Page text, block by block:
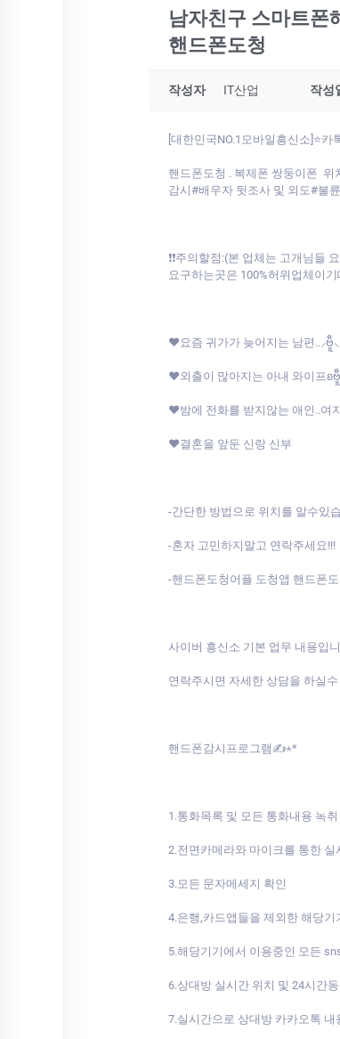
남자친구 스마트폰
핸드폰도청
작성자 IT산업 작성
[대한민국NO.1모바일흥신소]⭐
핸드폰도청 . 복제폰 쌍둥이폰 위
감시#배우자 뒷조사 및 외도#불
❗❗주의할점:(본 업체는 고개님
요구하는곳은 100%허위업체이기
♥요즘 귀가가 늦어지는 남편..⸝ဗီူ⸜
♥외출이 많아지는 아내 와이프ʚ
♥밤에 전화를 받지않는 애인..여
♥결혼을 앞둔 신랑 신부
-간단한 방법으로 위치를 알수있
-혼자 고민하지말고 연락주세요!!!
-핸드폰도청어플 도청앱 핸드폰
사이버 흥신소 기본 업무 내용입
연락주시면 자세한 상담을 하실
핸드폰감시프로그램✍⋆*
1.통화목록 및 모든 통화내용 녹취
2.전면카메라와 마이크를 통한 실
3.모든 문자메세지 확인
4.은행,카드앱들을 제외한 해당
5.해당기기에서 이용중인 모든
6.상대방 실시간 위치 및 24시간
7.실시간으로 상대방 카카오톡